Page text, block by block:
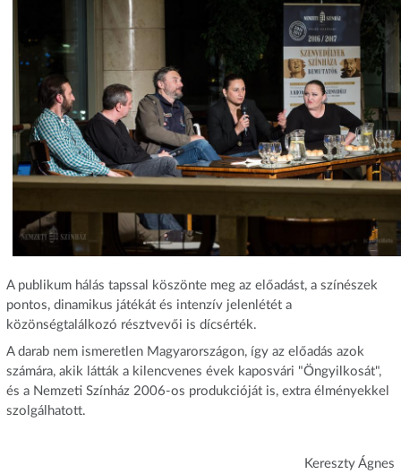
A publikum hálás tapssal köszönte meg az előadást, a színészek
pontos, dinamikus játékát és intenzív jelenlétét a
közönségtalálkozó résztvevői is dícsérték.
A darab nem ismeretlen Magyarországon, így az előadás azok
számára, akik látták a kilencvenes évek kaposvári "Öngyilkosát",
és a Nemzeti Színház 2006-os produkcióját is, extra élményekkel
szolgálhatott.
Kereszty Ágnes